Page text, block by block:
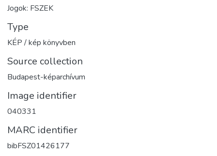
Jogok: FSZEK
Type
KÉP / kép könyvben
Source collection
Budapest-képarchívum
Image identifier
040331
MARC identifier
bibFSZ01426177